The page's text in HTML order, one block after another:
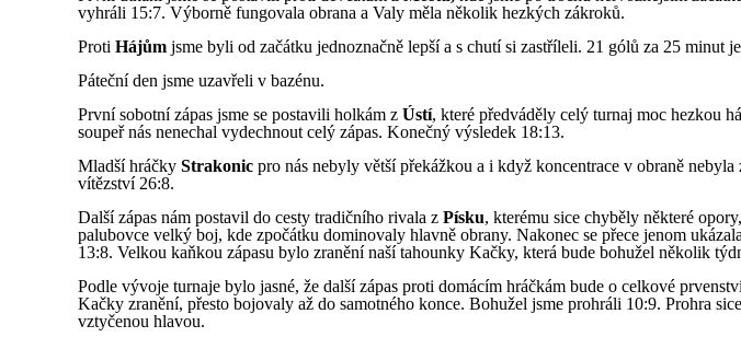
vyhráli 15:7. Výborně fungovala obrana a Valy měla několik hezkých zákroků.
ProtiHájům jsme byli od začátku jednoznačně lepší a s chutí si zastříleli. 21 gólů za 25 minut
Páteční den jsme uzavřeli v bazénu.
První sobotní zápas jsme se postavili holkám zÚstí, které předváděly celý turnaj moc hezkou
soupeř nás nenechal vydechnout celý zápas. Konečný výsledek 18:13.
Mladší hráčky Strakonic pro nás nebyly větší překážkou a i když koncentrace v obraně
vítězství 26:8.
Další zápas nám postavil do cesty tradičního rivala zPísku, kterému sice chyběly některé
palubovce velký boj, kde zpočátku dominovaly hlavně obrany. Nakonec se přece jenom
13:8. Velkou kaňkou zápasu bylo zranění naší tahounky Kačky, která bude bohužel několik
Podle vývoje turnaje bylo jasné, že další zápas proti domácím hráčkám bude o celkové
Kačky zranění, přesto bojovaly až do samotného konce. Bohužel jsme prohráli 10:9. Prohra
vztyčenou hlavou.